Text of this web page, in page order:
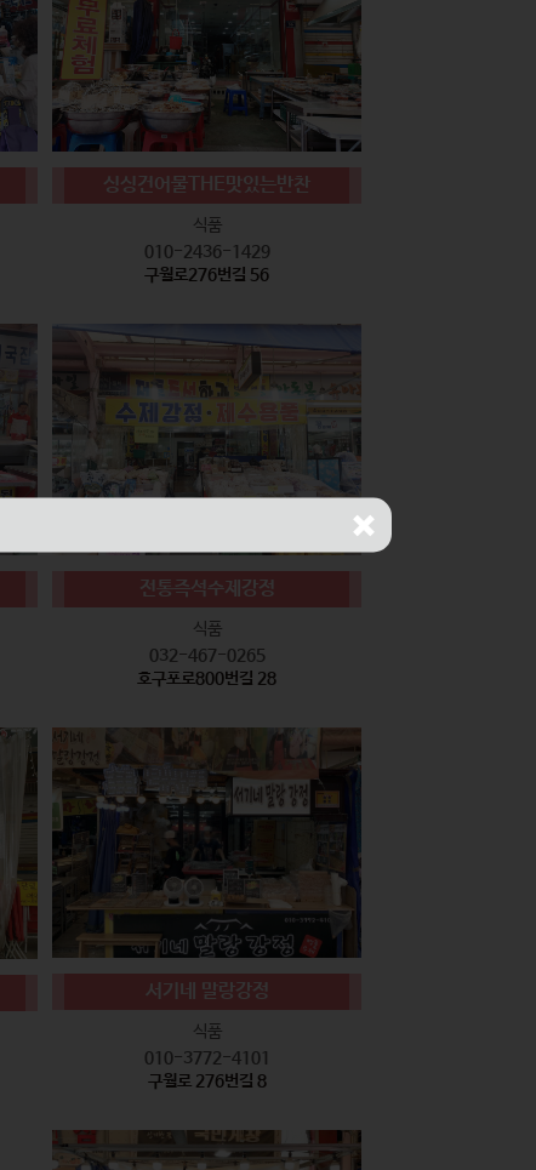
싱싱건어물THE맛있는반찬
식품
010-2436-1429
구월로276번길 56
전통즉석수제강정
식품
032-467-0265
호구포로800번길 28
서기네 말랑강정
식품
010-3772-4101
구월로 276번길 8